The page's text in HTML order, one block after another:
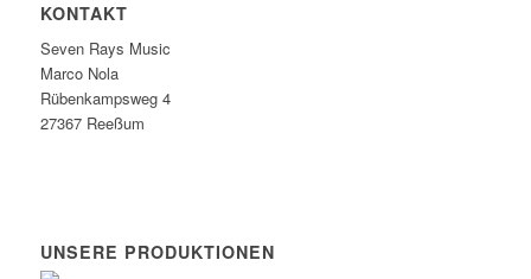
KONTAKT
Seven Rays Music
Marco Nola
Rübenkampsweg 4
27367 Reeßum
UNSERE PRODUKTIONEN